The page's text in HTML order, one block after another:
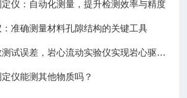
仪：自动化测量，提升检测效率与精度
准确测量材料孔隙结构的关键工具
，岩心流动实验仪实现岩心驱替全流程自动化精准控制
仪能测其他物质吗？